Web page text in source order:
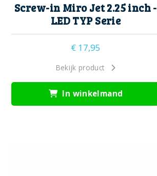
Screw-in Miro Jet 2.25 inch -
LED TYP Serie
€17,95
Bekijk product
In winkelmand